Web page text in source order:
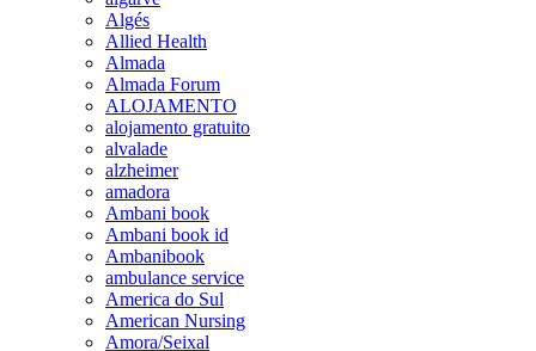
Algés
Allied Health
Almada
Almada Forum
ALOJAMENTO
alojamento gratuito
alvalade
alzheimer
amadora
Ambani book
Ambani book id
Ambanibook
ambulance service
America do Sul
American Nursing
Amora/Seixal